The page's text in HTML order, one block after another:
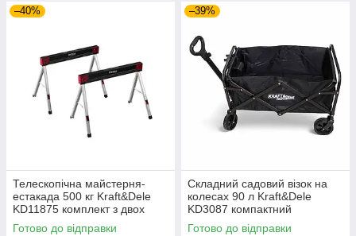
–40%
Телескопічна майстерня-
естакада 500 кг Kraft&Dele
KD11875 комплект з двох
регульованих стійок
Готово до відправки
–39%
Складний садовий візок на
колесах 90 л Kraft&Dele
KD3087 компактний
транспортний візок
Готово до відправки